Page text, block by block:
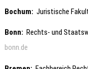
Bochum:Juristische
Bonn: Rechts- und
bonn.de